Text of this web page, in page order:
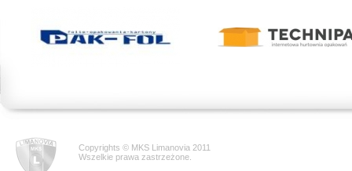
Copyrights © MKS Limanovia 2011
Wszelkie prawa zastrzeżone.